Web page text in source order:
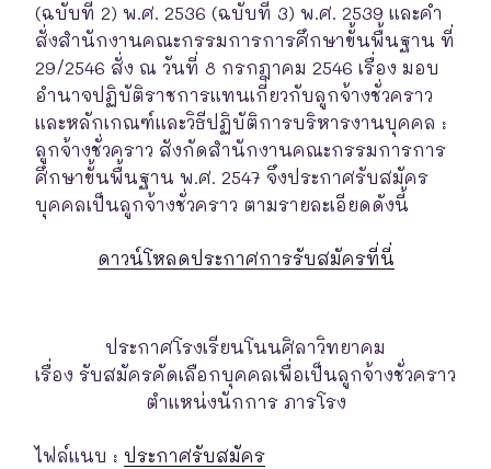
(ฉบับที่ 2) พ.ศ. 2536 (ฉบับที่ 3) พ.ศ. 2539 และคำ
สั่งสำนักงานคณะกรรมการการศึกษาขั้นพื้นฐาน ที่
29/2546 สั่ง ณ วันที่ 8 กรกฎาคม 2546 เรื่อง มอบ
อำนาจปฏิบัติราชการแทนเกี่ยวกับลูกจ้างชั่วคราว
และหลักเกณฑ์และวิธีปฏิบัติการบริหารงานบุคคล :
ลูกจ้างชั่วคราว สังกัดสำนักงานคณะกรรมการการ
ศึกษาขั้นพื้นฐาน พ.ศ. 2547 จึงประกาศรับสมัคร
บุคคลเป็นลูกจ้างชั่วคราว ตามรายละเอียดดังนี้
ดาวน์โหลดประกาศการรับสมัครที่นี่
ประกาศโรงเรียนโนนศิลาวิทยาคม
เรื่อง รับสมัครคัดเลือกบุคคลเพื่อเป็นลูกจ้างชั่วคราว
ตําแหน่งนักการ ภารโรง
ไฟล์แนบ : ประกาศรับสมัคร